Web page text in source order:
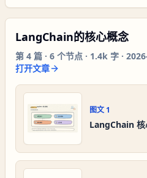
LangChain的核心概念
第 4 篇 · 6 个节点 · 1.4k 字 ·
打开文章
图文 1
LangChain 核